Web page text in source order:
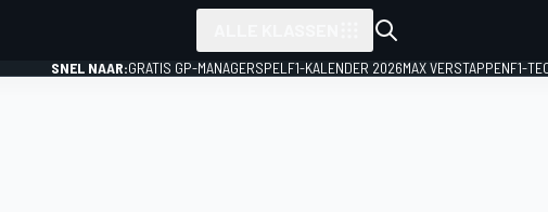
SNEL NAAR:GRATIS GP-MANAGERSPEL F1-KALENDER 2026MAX VERSTAPPENF1-